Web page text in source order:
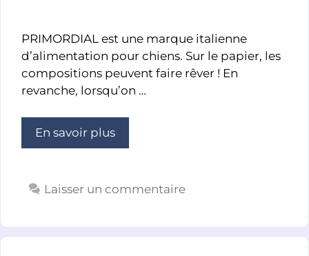
PRIMORDIAL est une marque italienne
d’alimentation pour chiens. Sur le papier, les
compositions peuvent faire rêver ! En
revanche, lorsqu’on …
En savoir plus
Laisser un commentaire